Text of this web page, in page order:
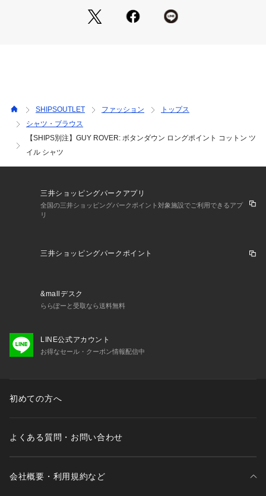
【GUY ROVER】(ギ・ローバー)
【注意事項】
※末永く愛用頂く為に、アテンションタグ・洗濯ネームを必ず
ご確認の上、着用又はお取り扱いください。
などの閲覧環境によって、実際の色味と異なって見える場合が
あります。
商品の色味は商品単体で撮影した画像をご参照ください。
実際の商品と仕様、加工、サイズが若干異なる場合がござい
SHIPSOUTLET ファッション
トップス
シャツ・ブラウス
【SHIPS別注】GUY ROVER: ボタンダウン ロングポイント コットン ツ
イル シャツ
三井ショッピングパークアプリ
全国の三井ショッピングパークポイント対象施設でご利用できるアプ
リ
三井ショッピングパークポイント
&mallデスク
ららぽーと受取なら送料無料
LINE公式アカウント
お得なセール・クーポン情報配信中
初めての方へ
よくある質問・お問い合わせ
会社概要・利用規約など